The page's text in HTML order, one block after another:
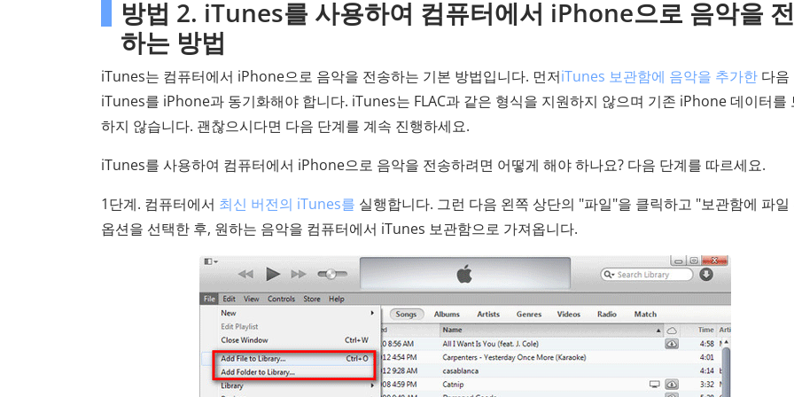
방법 2. iTunes를 사용하여 컴퓨터에서 iPhone으로 음악을
하는 방법
iTunes는 컴퓨터에서 iPhone으로 음악을 전송하는 기본 방법입니다. 먼저iTunes 보관함에 음악을 추가한 다음
iTunes를 iPhone과 동기화해야 합니다. iTunes는 FLAC과 같은 형식을 지원하지 않으며 기존 iPhone 데이터를
하지 않습니다. 괜찮으시다면 다음 단계를 계속 진행하세요.
iTunes를 사용하여 컴퓨터에서 iPhone으로 음악을 전송하려면 어떻게 해야 하나요? 다음 단계를 따르세요.
1단계. 컴퓨터에서 최신 버전의 iTunes를 실행합니다. 그런 다음 왼쪽 상단의 "파일"을 클릭하고 "보관함에 파일
옵션을 선택한 후, 원하는 음악을 컴퓨터에서 iTunes 보관함으로 가져옵니다.